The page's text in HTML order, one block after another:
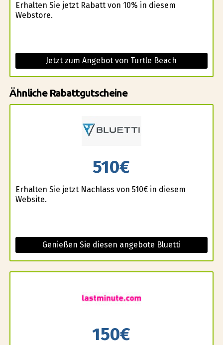
Erhalten Sie jetzt Rabatt von 10% in diesem
Webstore.
Jetzt zum Angebot von Turtle Beach
Ähnliche Rabattgutscheine
510€
Erhalten Sie jetzt Nachlass von 510€ in diesem
Website.
Genießen Sie diesen angebote Bluetti
150€